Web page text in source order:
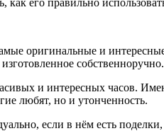
оригинальные и
собственноручно.
и интересных часов.
любят, но и утонченность.
если в нём есть